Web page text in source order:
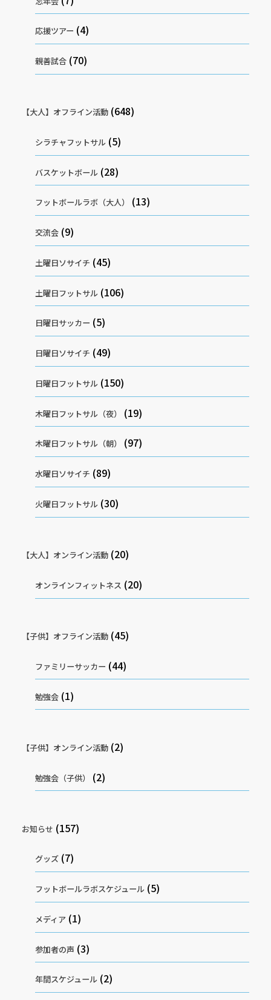
応援ツアー (4)
親善試合 (70)
【大人】オフライン活動(648)
シラチャフットサル (5)
バスケットボール (28)
フットボールラボ（大人） (13)
交流会 (9)
土曜日ソサイチ (45)
土曜日フットサル (106)
日曜日サッカー (5)
日曜日ソサイチ (49)
日曜日フットサル (150)
木曜日フットサル（夜） (19)
木曜日フットサル（朝） (97)
水曜日ソサイチ (89)
火曜日フットサル (30)
【大人】オンライン活動(20)
オンラインフィットネス (20)
【子供】オフライン活動(45)
ファミリーサッカー (44)
勉強会 (1)
【子供】オンライン活動(2)
勉強会（子供） (2)
お知らせ (157)
グッズ (7)
フットボールラボスケジュール (5)
メディア (1)
参加者の声 (3)
年間スケジュール (2)